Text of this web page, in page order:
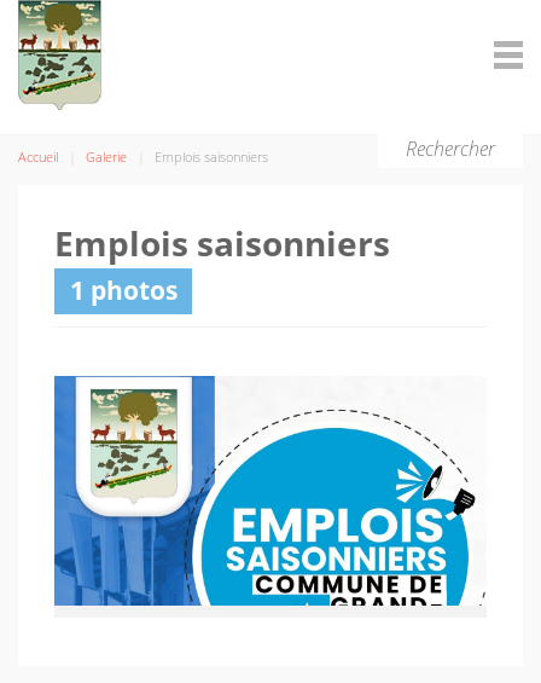
Rechercher
Accueil Galerie Emplois saisonniers
Emplois saisonniers
1 photos